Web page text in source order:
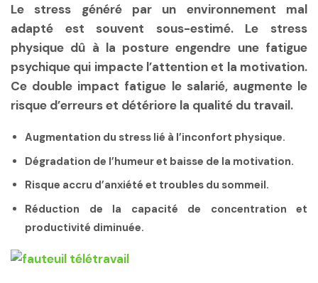
Le stress généré par un environnement mal
adapté est souvent sous-estimé. Le stress
physique dû à la posture engendre une fatigue
psychique qui impacte l’attention et la motivation.
Ce double impact fatigue le salarié, augmente le
risque d’erreurs et détériore la qualité du travail.
Augmentation du stress lié à l’inconfort physique.
Dégradation de l’humeur et baisse de la motivation.
Risque accru d’anxiété et troubles du sommeil.
Réduction de la capacité de concentration et
productivité diminuée.